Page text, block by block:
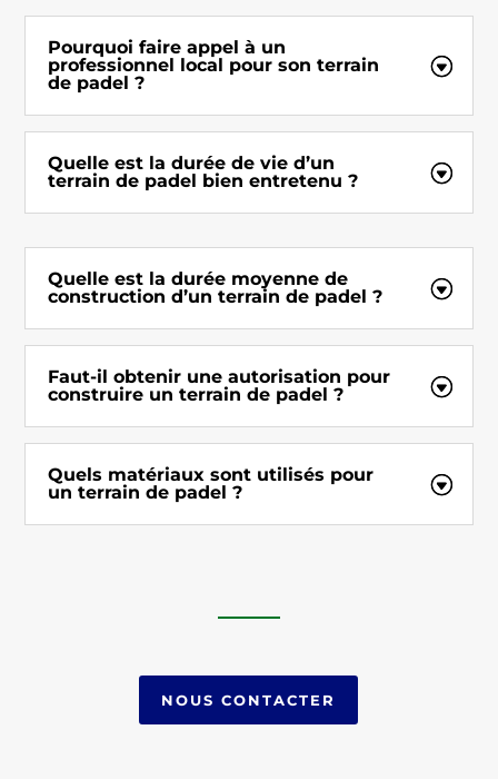
Pourquoi faire appel à un
professionnel local pour son terrain
de padel ?
Quelle est la durée de vie d’un
terrain de padel bien entretenu ?
Quelle est la durée moyenne de
construction d’un terrain de padel ?
Faut-il obtenir une autorisation pour
construire un terrain de padel ?
Quels matériaux sont utilisés pour
un terrain de padel ?
NOUS CONTACTER